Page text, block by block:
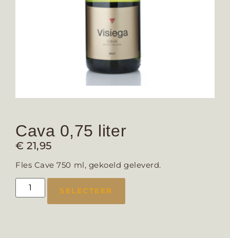
Cava 0,75 liter
€ 21,95
Fles Cave 750 ml, gekoeld geleverd.
SELECTEER